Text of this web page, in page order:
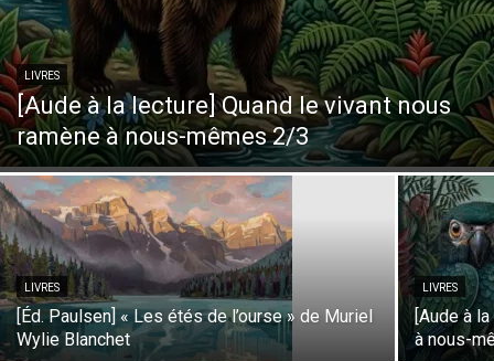
LIVRES
[Aude à la lecture] Quand le vivant nous
ramène à nous-mêmes 2/3
LIVRES
[Éd. Paulsen] « Les étés de l’ourse » de Muriel
Wylie Blanchet
LIVRES
[Aude à
à nous-